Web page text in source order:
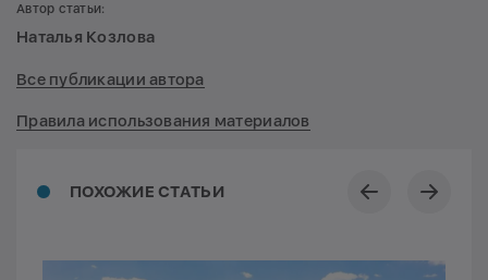
ПОХОЖИЕ СТАТЬИ
Автор статьи:
Наталья Козлова
Все публикации автора
Правила использования материалов